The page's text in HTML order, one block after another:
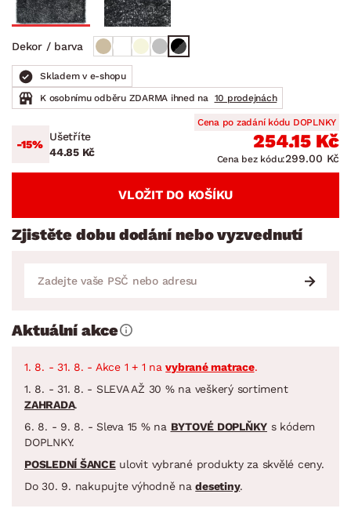
Dekor / barva
Skladem v e-shopu
K osobnímu odběru ZDARMA ihned na
10 prodejnách
-15%
Ušetříte
44.85 Kč
Cena po zadání kódu DOPLNKY
254.15 Kč
Cena bez kódu:299.00 Kč
VLOŽIT DO KOŠÍKU
Zjistěte dobu dodání nebo vyzvednutí
Aktuální akce
1. 8. - 31. 8. - Akce 1 + 1 navybrané matrace.
1. 8. - 31. 8. - SLEVA AŽ 30 % na veškerý sortiment
ZAHRADA.
6. 8. - 9. 8. - Sleva 15 % na BYTOVÉ DOPLŇKY s kódem
DOPLNKY.
POSLEDNÍ ŠANCEulovit vybrané produkty za skvělé ceny.
Do 30. 9. nakupujte výhodně nadesetiny.